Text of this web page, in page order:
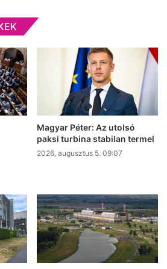
Magyar Péter: Az utolsó
paksi turbina stabilan termel
2026, augusztus 5. 09:07